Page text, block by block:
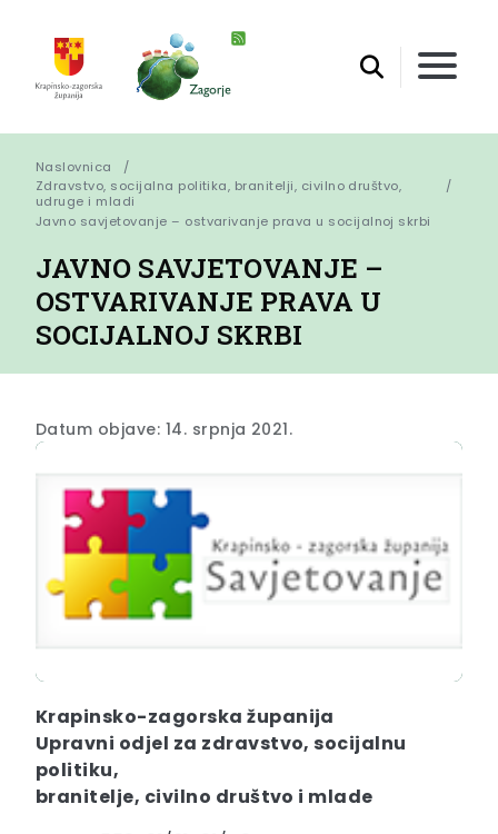
Naslovnica
Zdravstvo, socijalna politika, branitelji, civilno društvo,
udruge i mladi
Javno savjetovanje – ostvarivanje prava u socijalnoj skrbi
JAVNO SAVJETOVANJE –
OSTVARIVANJE PRAVA U
SOCIJALNOJ SKRBI
Datum objave: 14. srpnja 2021.
Krapinsko-zagorska županija
Upravni odjel za zdravstvo, socijalnu
politiku,
branitelje, civilno društvo i mlade